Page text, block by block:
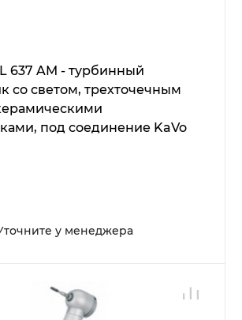
637 AM - турбинный
со светом, трехточечным
под соединение KaVo
у менеджера